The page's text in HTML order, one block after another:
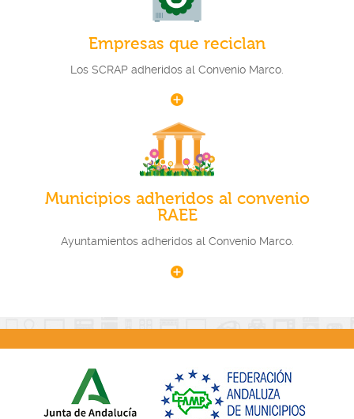
Empresas que reciclan
Los SCRAP adheridos al Convenio Marco.
Municipios adheridos al convenio
RAEE
Ayuntamientos adheridos al Convenio Marco.